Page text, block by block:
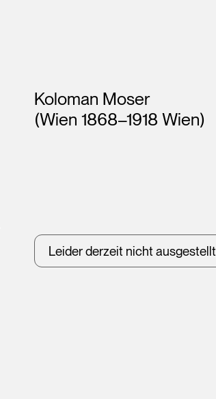
Künstler*innen
Koloman Moser
(Wien 1868–1918 Wien)
Leider derzeit nicht ausgestellt